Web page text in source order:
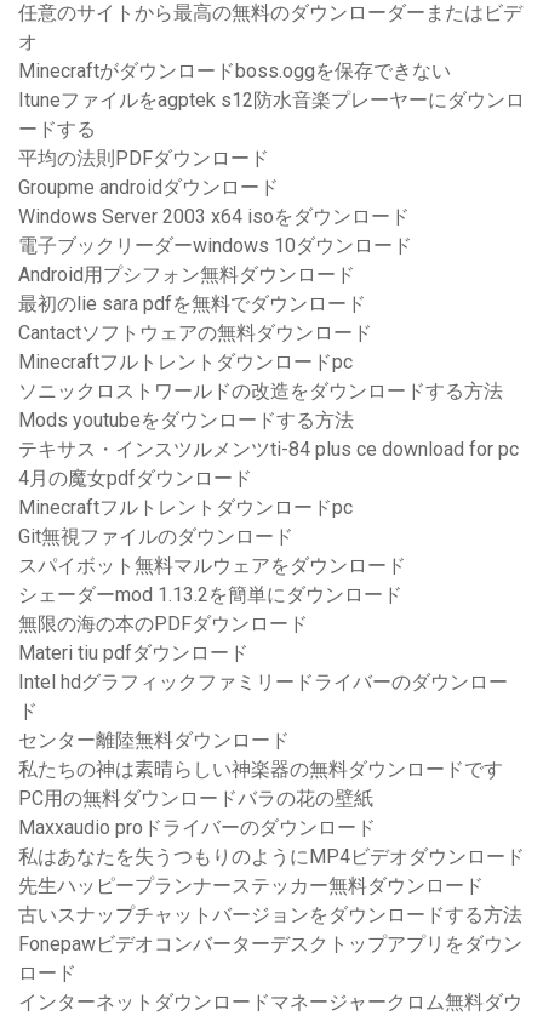
任意のサイトから最高の無料のダウンローダーまたはビデ
オ
Minecraftがダウンロードboss.oggを保存できない
Ituneファイルをagptek s12防水音楽プレーヤーにダウンロ
ードする
平均の法則PDFダウンロード
Groupme androidダウンロード
Windows Server 2003 x64 isoをダウンロード
電子ブックリーダーwindows 10ダウンロード
Android用プシフォン無料ダウンロード
最初のlie sara pdfを無料でダウンロード
Cantactソフトウェアの無料ダウンロード
Minecraftフルトレントダウンロードpc
ソニックロストワールドの改造をダウンロードする方法
Mods youtubeをダウンロードする方法
テキサス・インスツルメンツti-84 plus ce download for pc
4月の魔女pdfダウンロード
Minecraftフルトレントダウンロードpc
Git無視ファイルのダウンロード
スパイボット無料マルウェアをダウンロード
シェーダーmod 1.13.2を簡単にダウンロード
無限の海の本のPDFダウンロード
Materi tiu pdfダウンロード
Intel hdグラフィックファミリードライバーのダウンロー
ド
センター離陸無料ダウンロード
私たちの神は素晴らしい神楽器の無料ダウンロードです
PC用の無料ダウンロードバラの花の壁紙
Maxxaudio proドライバーのダウンロード
私はあなたを失うつもりのようにMP4ビデオダウンロード
先生ハッピープランナーステッカー無料ダウンロード
古いスナップチャットバージョンをダウンロードする方法
Fonepawビデオコンバーターデスクトップアプリをダウン
ロード
インターネットダウンロードマネージャークロム無料ダウ